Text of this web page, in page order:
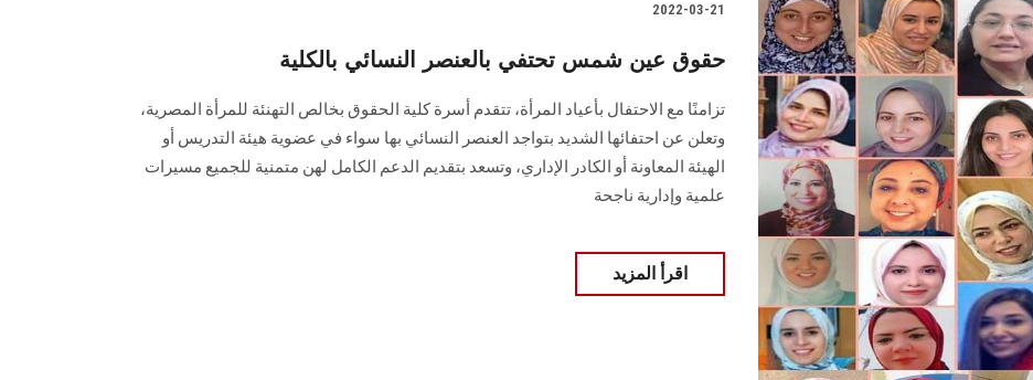
2022-03-21
حقوق عين شمس تحتفي بالعنصر النسائي بالكلية
تزامنًا مع الاحتفال بأعياد المرأة، تتقدم أسرة كلية الحقوق بخالص التهنئة للمرأة المصرية،
وتعلن عن احتفائها الشديد بتواجد العنصر النسائي بها سواء في عضوية هيئة التدريس أو
الهيئة المعاونة أو الكادر الإداري، وتسعد بتقديم الدعم الكامل لهن متمنية للجميع مسيرات
علمية وإدارية ناجحة
اقرأ المزيد